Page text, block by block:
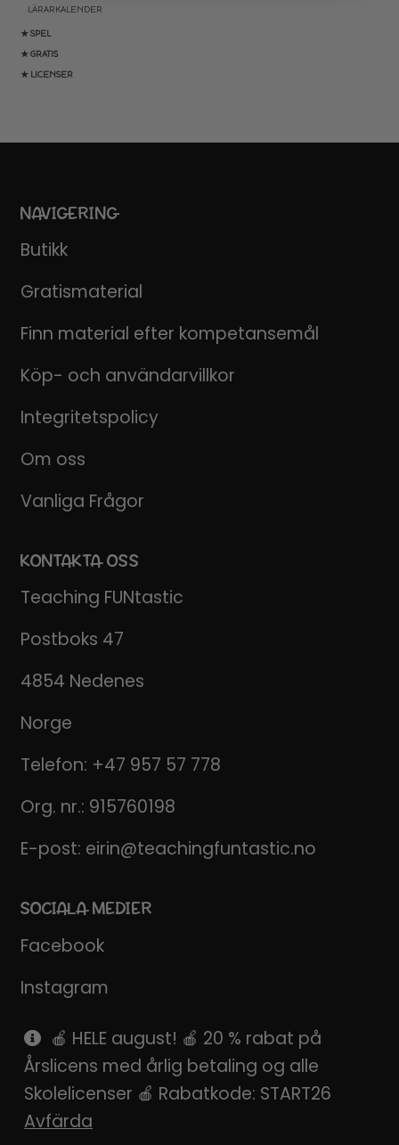
LÄRARKALENDER
★ SPEL
★ GRATIS
★ LICENSER
NAVIGERING
Butikk
Gratismaterial
Finn material efter kompetansemål
Köp- och användarvillkor
Integritetspolicy
Om oss
Vanliga Frågor
KONTAKTA OSS
Teaching FUNtastic
Postboks 47
4854 Nedenes
Norge
Telefon: +47 957 57 778
Org. nr.: 915760198
E-post: eirin@teachingfuntastic.no
SOCIALA MEDIER
Facebook
Instagram
Pinterest
SnapChat
🍎 HELE august! 🍎 20 % rabat på
Årslicens med årlig betaling og alle
Skolelicenser 🍎 Rabatkode: START26
Avfärda